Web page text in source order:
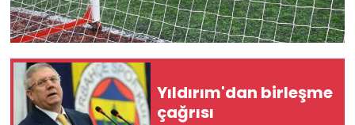
Yıldırım'dan birleşme
çağrısı